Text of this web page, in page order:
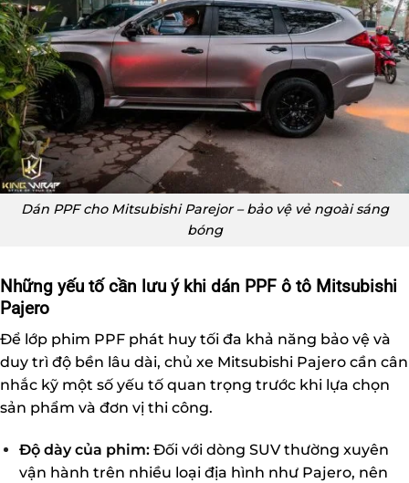
Dán PPF cho Mitsubishi Parejor – bảo vệ vẻ ngoài sáng
bóng
Những yếu tố cần lưu ý khi dán PPF ô tô Mitsubishi
Pajero
Để lớp phim PPF phát huy tối đa khả năng bảo vệ và
duy trì độ bền lâu dài, chủ xe Mitsubishi Pajero cần cân
nhắc kỹ một số yếu tố quan trọng trước khi lựa chọn
sản phẩm và đơn vị thi công.
Độ dày của phim:Đối với dòng SUV thường xuyên
vận hành trên nhiều loại địa hình như Pajero, nên